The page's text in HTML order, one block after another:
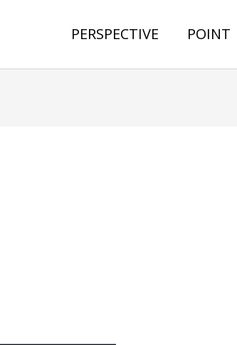
PERSPECTIVE POINT